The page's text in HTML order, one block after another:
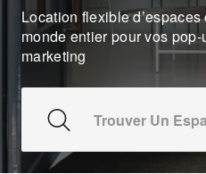
Location flexible
monde entier pour vos
marketing
Trouver Un